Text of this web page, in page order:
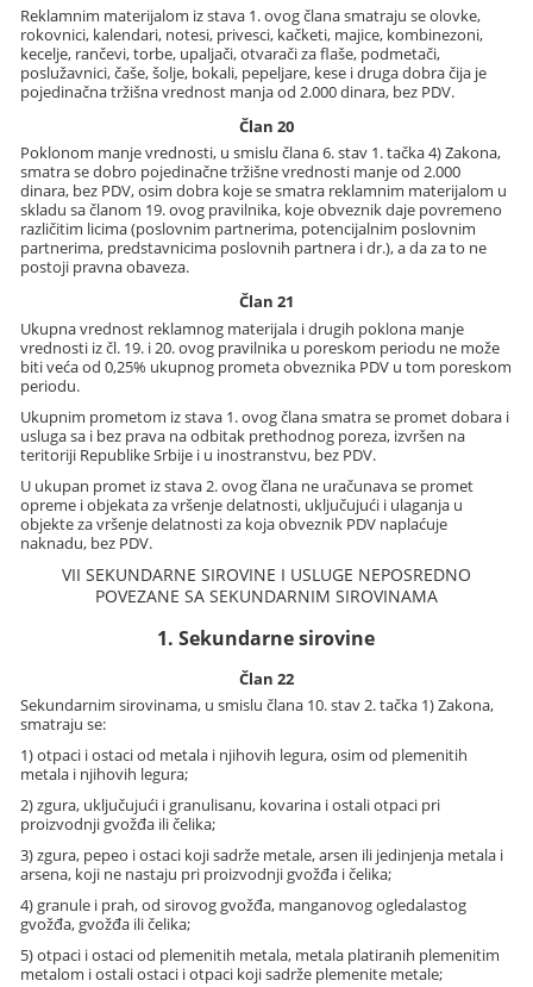
Reklamnim materijalom iz stava 1. ovog člana smatraju se olovke,
rokovnici, kalendari, notesi, privesci, kačketi, majice, kombinezoni,
kecelje, rančevi, torbe, upaljači, otvarači za flaše, podmetači,
poslužavnici, čaše, šolje, bokali, pepeljare, kese i druga dobra čija je
pojedinačna tržišna vrednost manja od 2.000 dinara, bez PDV.
Član 20
Poklonom manje vrednosti, u smislu člana 6. stav 1. tačka 4) Zakona,
smatra se dobro pojedinačne tržišne vrednosti manje od 2.000
dinara, bez PDV, osim dobra koje se smatra reklamnim materijalom u
skladu sa članom 19. ovog pravilnika, koje obveznik daje povremeno
različitim licima (poslovnim partnerima, potencijalnim poslovnim
partnerima, predstavnicima poslovnih partnera i dr.), a da za to ne
postoji pravna obaveza.
Član 21
Ukupna vrednost reklamnog materijala i drugih poklona manje
vrednosti iz čl. 19. i 20. ovog pravilnika u poreskom periodu ne može
biti veća od 0,25% ukupnog prometa obveznika PDV u tom poreskom
periodu.
Ukupnim prometom iz stava 1. ovog člana smatra se promet dobara i
usluga sa i bez prava na odbitak prethodnog poreza, izvršen na
teritoriji Republike Srbije i u inostranstvu, bez PDV.
U ukupan promet iz stava 2. ovog člana ne uračunava se promet
opreme i objekata za vršenje delatnosti, uključujući i ulaganja u
objekte za vršenje delatnosti za koja obveznik PDV naplaćuje
naknadu, bez PDV.
VII SEKUNDARNE SIROVINE I USLUGE NEPOSREDNO
POVEZANE SA SEKUNDARNIM SIROVINAMA
1. Sekundarne sirovine
Član 22
Sekundarnim sirovinama, u smislu člana 10. stav 2. tačka 1) Zakona,
smatraju se:
1) otpaci i ostaci od metala i njihovih legura, osim od plemenitih
metala i njihovih legura;
2) zgura, uključujući i granulisanu, kovarina i ostali otpaci pri
proizvodnji gvožđa ili čelika;
3) zgura, pepeo i ostaci koji sadrže metale, arsen ili jedinjenja metala i
arsena, koji ne nastaju pri proizvodnji gvožđa i čelika;
4) granule i prah, od sirovog gvožđa, manganovog ogledalastog
gvožđa, gvožđa ili čelika;
5) otpaci i ostaci od plemenitih metala, metala platiranih plemenitim
metalom i ostali ostaci i otpaci koji sadrže plemenite metale;